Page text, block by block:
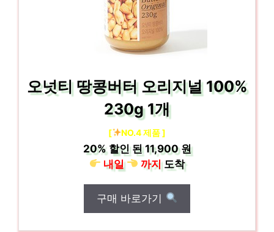
오넛티 땅콩버터 오리지널 100%
230g 1개
[ NO.4 제품 ]
20%할인 된11,900 원
내일
까지도착
구매 바로가기